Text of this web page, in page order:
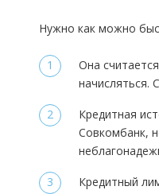
Нужно как можно
Она
начисляться.
Кредитная
Совкомбанк,
Кредитный